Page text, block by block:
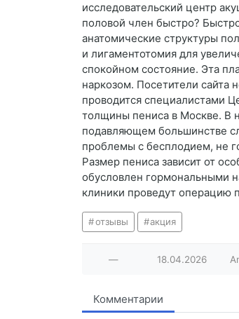
исследовательский центр
половой член быстро?
анатомические структуры
и лигаментотомия для
спокойном состояние. Эта
наркозом. Посетители
проводится специалистами
толщины пениса в Москве. В
подавляющем большинстве
проблемы с бесплодием, не
Размер пениса зависит от
обусловлен гормональными
клиники проведут операцию
отзывы акция
— 18.04.2026
Комментарии